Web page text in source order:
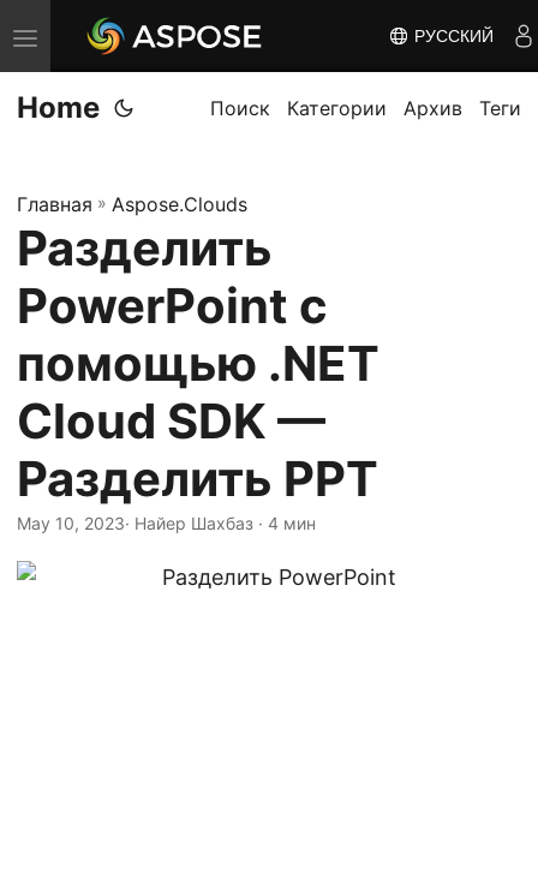
П
е
р
л
ю
и
ь
н
а
в
и
а
РУССКИЙ
Home Поиск Категории Архив Теги
Главная » Aspose.Clouds
Разделить
PowerPoint с
помощью .NET
Cloud SDK —
Разделить PPT
May 10, 2023· Найер Шахбаз · 4 мин